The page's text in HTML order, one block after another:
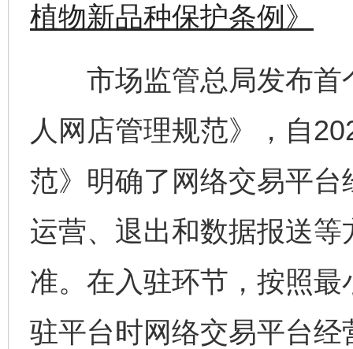
植物新品种保护条例》
市场监管总局发布首
人网店管理规范》，自
范》明确了网络交易平
运营、退出和数据报送
准。在入驻环节，按照
驻平台时网络交易平台